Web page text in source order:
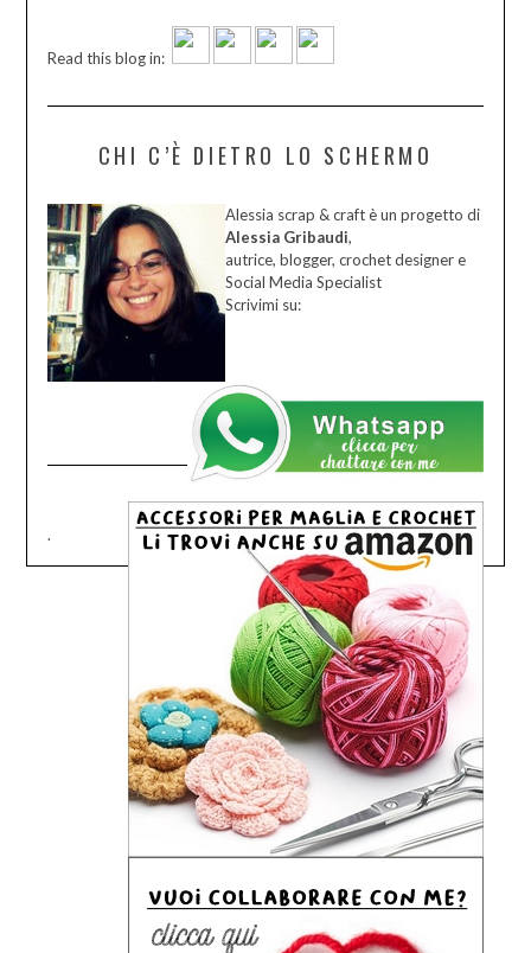
Read this blog in:
CHI C’È DIETRO LO SCHERMO
Alessia scrap & craft è un progetto di
Alessia Gribaudi,
autrice, blogger, crochet designer e
Social Media Specialist
Scrivimi su:
.